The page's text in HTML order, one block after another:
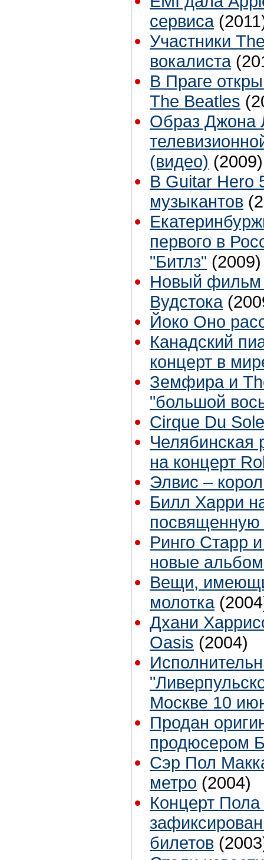
сервиса
Участники
вокалиста
В Праге
The Beatles
Образ Джона
(видео) (2009)
В Guitar Hero
музыкантов
первого в
"Битлз" (2009)
Новый фильм
Вудстока
Йоко Оно
Канадский
концерт в
Зeмфира и
"большой
Cirque Du
Челябинская
на концерт
Элвис –
Билл Харри
посвященную
Ринго Старр
новые
Вещи,
молотка
Дхани
Oasis (2004)
Москве 10
Продан
продюсером
Сэр Пол
метро (2004)
Концерт
билетов